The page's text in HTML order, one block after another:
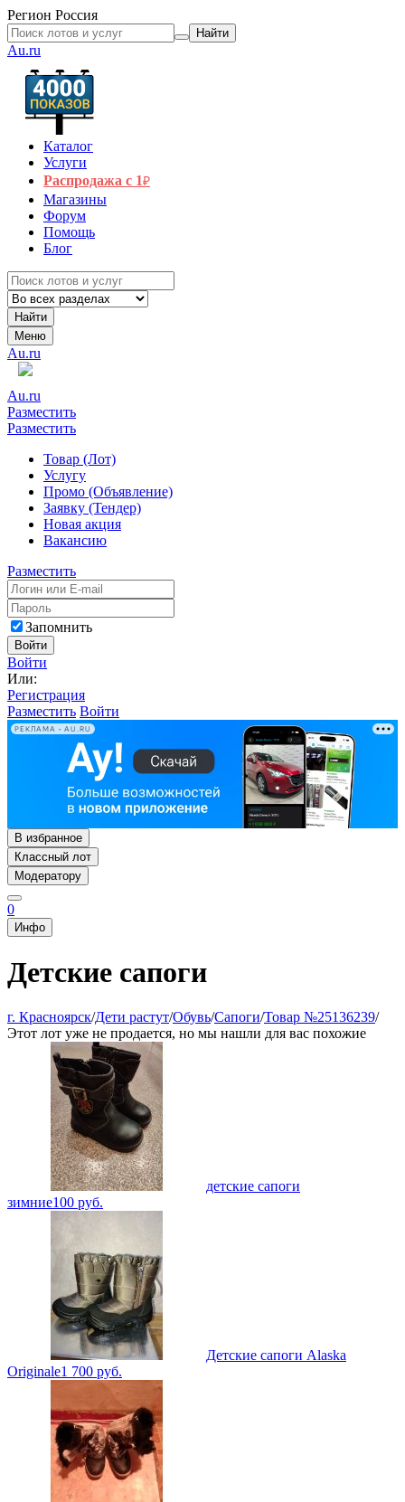
Регион Россия
Найти
Au.ru
Каталог
Услуги
Распродажа с 1₽
Магазины
Форум
Помощь
Блог
Найти
Меню
Au.ru
Au.ru
Разместить
Разместить
Товар (Лот)
Услугу
Промо (Объявление)
Заявку (Тендер)
Новая акция
Вакансию
Разместить
Запомнить
Войти
Войти
Или:
Регистрация
Разместить Войти
РЕКЛАМА • AU.RU
В избранное
Классный лот
Модератору
0
Инфо
Детские сапоги
г. Красноярск/Дети растут/Обувь/Сапоги/Товар №25136239/
Этот лот уже не продается, но мы нашли для вас похожие
детские сапоги
зимние100 руб.
Детские сапоги Alaska
Originale1 700 руб.